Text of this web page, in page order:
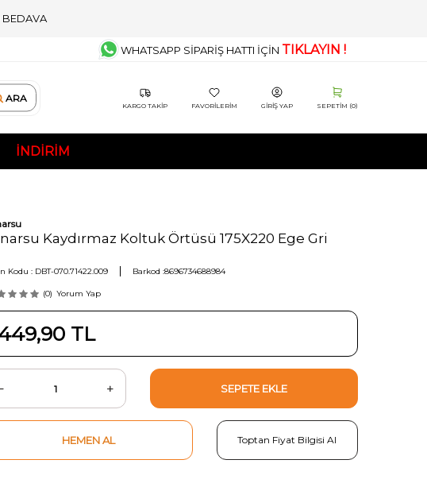
BEDAVA
WHATSAPP SİPARİŞ HATTI İÇİN TIKLAYIN !
ARA
KARGO TAKIP FAVORILERIM GIRIŞ YAP SEPETIM (0)
İNDIRIM
Kaydırmaz Koltuk Örtüsü 175X220 Ege Gri
Kodu : DBT-070.71422.009 Barkod :8696734688984
(0) Yorum Yap
TL
SEPETE EKLE
HEMEN AL Toptan Fiyat Bilgisi Al